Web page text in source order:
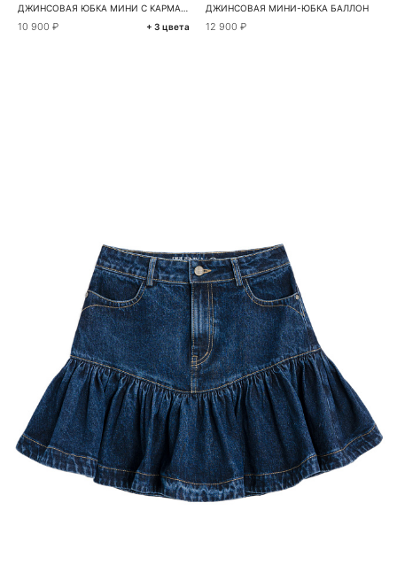
ДЖИНСОВАЯ ЮБКА МИНИ С КАРМАНАМИ СЕРДЕЧКАМИ
10 900 ₽ + 3 цвета
ДЖИНСОВАЯ МИНИ-ЮБКА БАЛЛОН
12 900 ₽